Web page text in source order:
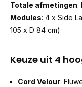
Totale afmetingen:
Modules: 4 x Side
105 x D 84 cm)
Keuze uit 4
Cord Velour: